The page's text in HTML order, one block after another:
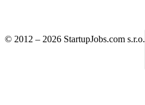
© 2012 – 2026 StartupJobs.com s.r.o.